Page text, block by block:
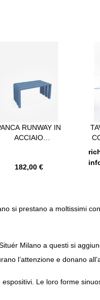
tabulazione. È possibile
RUNWAY IN
ACCIAIO
182,00 €
IN
si prestano a moltissimi
Milano a questi si
l’attenzione e donano
Le loro forme